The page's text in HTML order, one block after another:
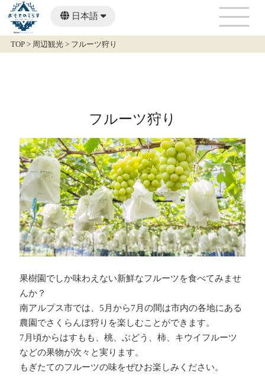
日本語
English
TOP > 周辺観光 > フルーツ狩り
フルーツ狩り
果樹園でしか味わえない新鮮なフルーツを食べてみませ
んか？
南アルプス市では、5月から7月の間は市内の各地にある
農園でさくらんぼ狩りを楽しむことができます。
7月頃からはすもも、桃、ぶどう、柿、キウイフルーツ
などの果物が次々と実ります。
もぎたてのフルーツの味をぜひお楽しみください。